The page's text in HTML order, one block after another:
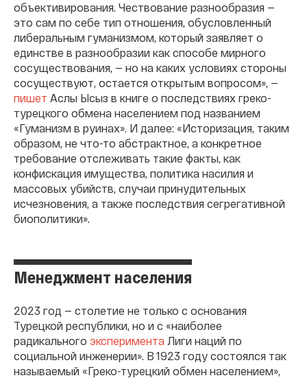
объективирования. Чествование разнообразия —
это сам по себе тип отношения, обусловленный
либеральным гуманизмом, который заявляет о
единстве в разнообразии как способе мирного
сосуществования, — но на каких условиях стороны
сосуществуют, остается открытым вопросом», —
пишет Аслы Ысыз в книге о последствиях греко-
турецкого обмена населением под названием
«Гуманизм в руинах». И далее: «Историзация, таким
образом, не что-то абстрактное, а конкретное
требование отслеживать такие факты, как
конфискация имущества, политика насилия и
массовых убийств, случаи принудительных
исчезновения, а также последствия сегрегативной
биополитики».
Менеджмент населения
2023 год — столетие не только с основания
Турецкой республики, но и с «наиболее
радикального эксперимента Лиги наций по
социальной инженерии». В 1923 году состоялся так
называемый «Греко-турецкий обмен населением»,